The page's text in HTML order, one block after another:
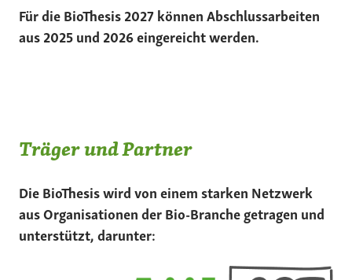
Für die BioThesis 2027 können Abschlussarbeiten
aus 2025 und 2026 eingereicht werden.
Träger und Partner
Die BioThesis wird von einem starken Netzwerk
aus Organisationen der Bio-Branche getragen und
unterstützt, darunter: